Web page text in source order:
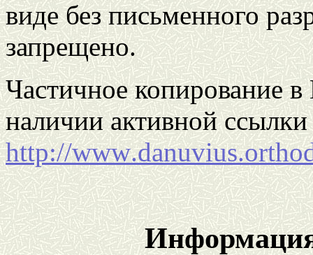
виде без письменного
запрещено.
Частичное копирование
наличии активной ссылки
http://www.danuvius.